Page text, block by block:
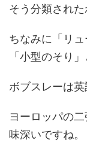
そう分類された
ちなみに「リュ
「小型のそり
ボブスレーは英
ヨーロッパの
味深いですね。